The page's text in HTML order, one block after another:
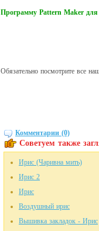
Программу Pattern Maker
Обязательно посмотрите все
Комментарии (0)
Советуем также
Ирис (Чаривна мить)
Ирис 2
Ирис
Воздушный ирис
Вышивка закладок - Ирис